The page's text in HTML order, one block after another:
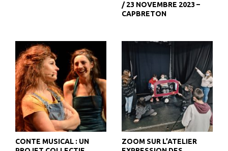
/ 23 NOVEMBRE 2023 –
CAPBRETON
CONTE MUSICAL : UN
ZOOM SUR L’ATELIER